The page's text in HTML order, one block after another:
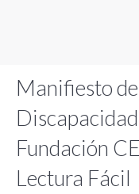
Manifiesto
Fundación
Lectura Fácil